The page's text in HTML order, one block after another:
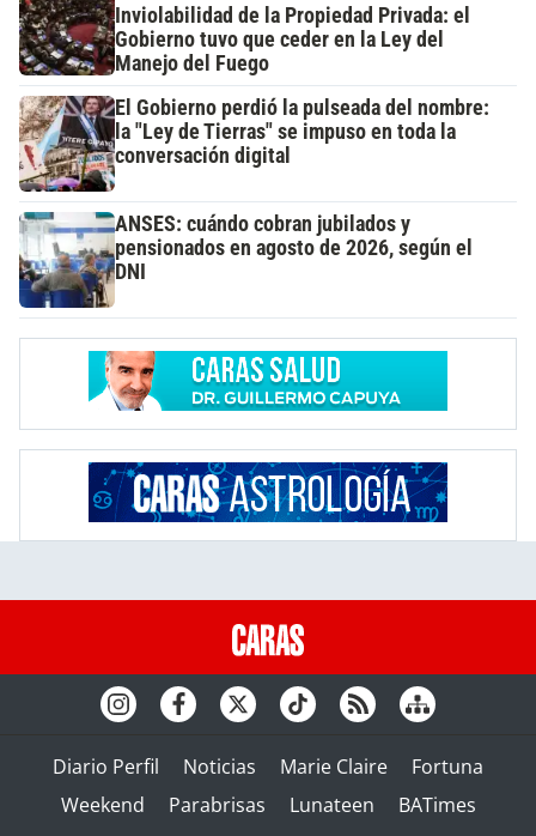
Inviolabilidad de la Propiedad Privada: el
Gobierno tuvo que ceder en la Ley del
Manejo del Fuego
El Gobierno perdió la pulseada del nombre:
la "Ley de Tierras" se impuso en toda la
conversación digital
ANSES: cuándo cobran jubilados y
pensionados en agosto de 2026, según el
DNI
Diario Perfil Noticias Marie Claire
Fortuna
Weekend
Parabrisas Lunateen BATimes